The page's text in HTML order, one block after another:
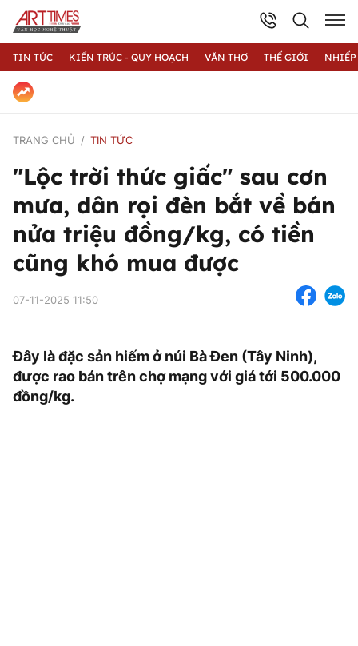
TIN TỨC KIẾN TRÚC - QUY HOẠCH VĂN THƠ THẾ GIỚI
TRANG CHỦ TIN TỨC
"Lộc trời thức giấc" sau cơn
mưa, dân rọi đèn bắt về bán
nửa triệu đồng/kg, có tiền
cũng khó mua được
07-11-2025 11:50
Đây là đặc sản hiếm ở núi Bà Đen (Tây Ninh),
được rao bán trên chợ mạng với giá tới 500.000
đồng/kg.